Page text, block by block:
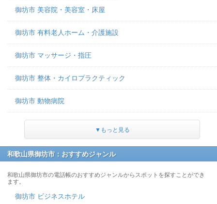
御坊市 美容院・美容室・床屋
御坊市 有料老人ホーム・介護施設
御坊市 マッサージ・指圧
御坊市 整体・カイロプラクティック
御坊市 動物病院
▼もっと見る
和歌山県御坊市：おすすめジャンル
和歌山県御坊市の電話帳のおすすめジャンルからスポットを探すことができ
ます。
御坊市 ビジネスホテル